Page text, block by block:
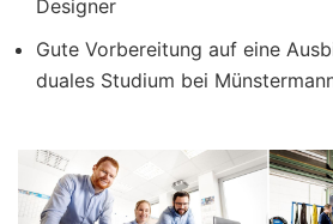
Designer
Gute Vorbereitung auf eine
duales Studium bei